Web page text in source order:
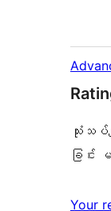
သုံးသ
ခြင်း
Your